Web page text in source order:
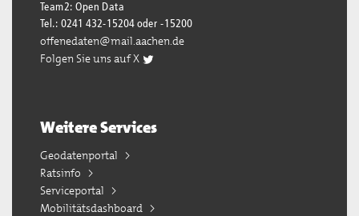
Team2: Open Data
Tel.: 0241 432-15204 oder -15200
offenedaten@mail.aachen.de
Folgen Sie uns auf X
Weitere Services
Geodatenportal
Ratsinfo
Serviceportal
Mobilitätsdashboard